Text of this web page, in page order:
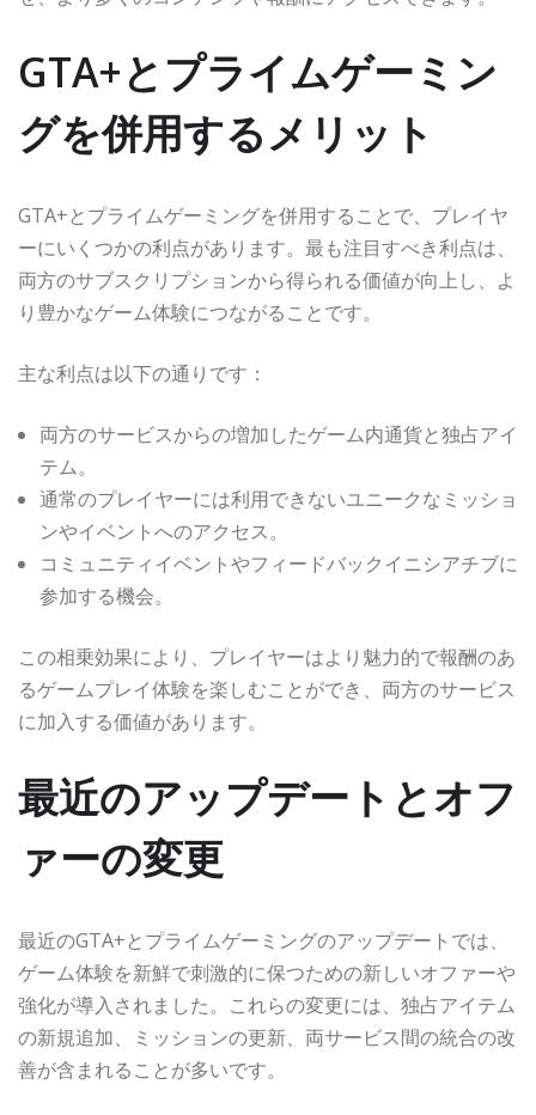
GTA+とプライムゲーミン
グを併用するメリット
GTA+とプライムゲーミングを併用することで、プレイヤ
ーにいくつかの利点があります。最も注目すべき利点は、
両方のサブスクリプションから得られる価値が向上し、よ
り豊かなゲーム体験につながることです。
主な利点は以下の通りです：
両方のサービスからの増加したゲーム内通貨と独占アイ
テム。
通常のプレイヤーには利用できないユニークなミッショ
ンやイベントへのアクセス。
コミュニティイベントやフィードバックイニシアチブに
参加する機会。
この相乗効果により、プレイヤーはより魅力的で報酬のあ
るゲームプレイ体験を楽しむことができ、両方のサービス
に加入する価値があります。
最近のアップデートとオフ
ァーの変更
最近のGTA+とプライムゲーミングのアップデートでは、
ゲーム体験を新鮮で刺激的に保つための新しいオファーや
強化が導入されました。これらの変更には、独占アイテム
の新規追加、ミッションの更新、両サービス間の統合の改
善が含まれることが多いです。